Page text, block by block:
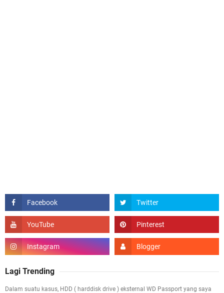
Lagi Trending
Dalam suatu kasus, HDD ( harddisk drive ) eksternal WD Passport yang saya